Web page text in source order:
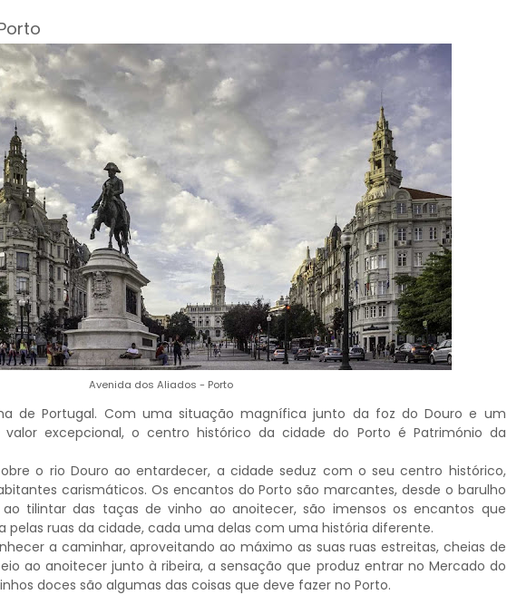
Avenida dos Aliados - Porto
de Portugal. Com uma situação magnífica junto da foz do Douro e um
excepcional, o centro histórico da cidade do Porto é Património da
o rio Douro ao entardecer, a cidade seduz com o seu centro histórico,
carismáticos. Os encantos do Porto são marcantes, desde o barulho
tilintar das taças de vinho ao anoitecer, são imensos os encantos que
pelas ruas da cidade, cada uma delas com uma história diferente.
a caminhar, aproveitando ao máximo as suas ruas estreitas, cheias de
ao anoitecer junto à ribeira, a sensação que produz entrar no Mercado do
doces são algumas das coisas que deve fazer no Porto.